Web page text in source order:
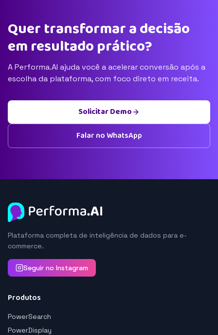
Quer transformar a decisão
em resultado prático?
A Performa.AI ajuda você a acelerar conversão após a
escolha da plataforma, com foco direto em receita.
Solicitar Demo
Falar no WhatsApp
Plataforma completa de inteligência de dados para e-
commerce.
Seguir no Instagram
Produtos
PowerSearch
PowerDisplay